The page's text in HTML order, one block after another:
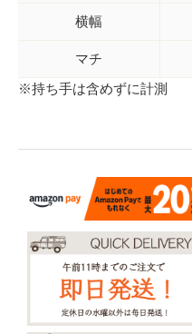
横幅
マチ
※持ち手は含めずに計測